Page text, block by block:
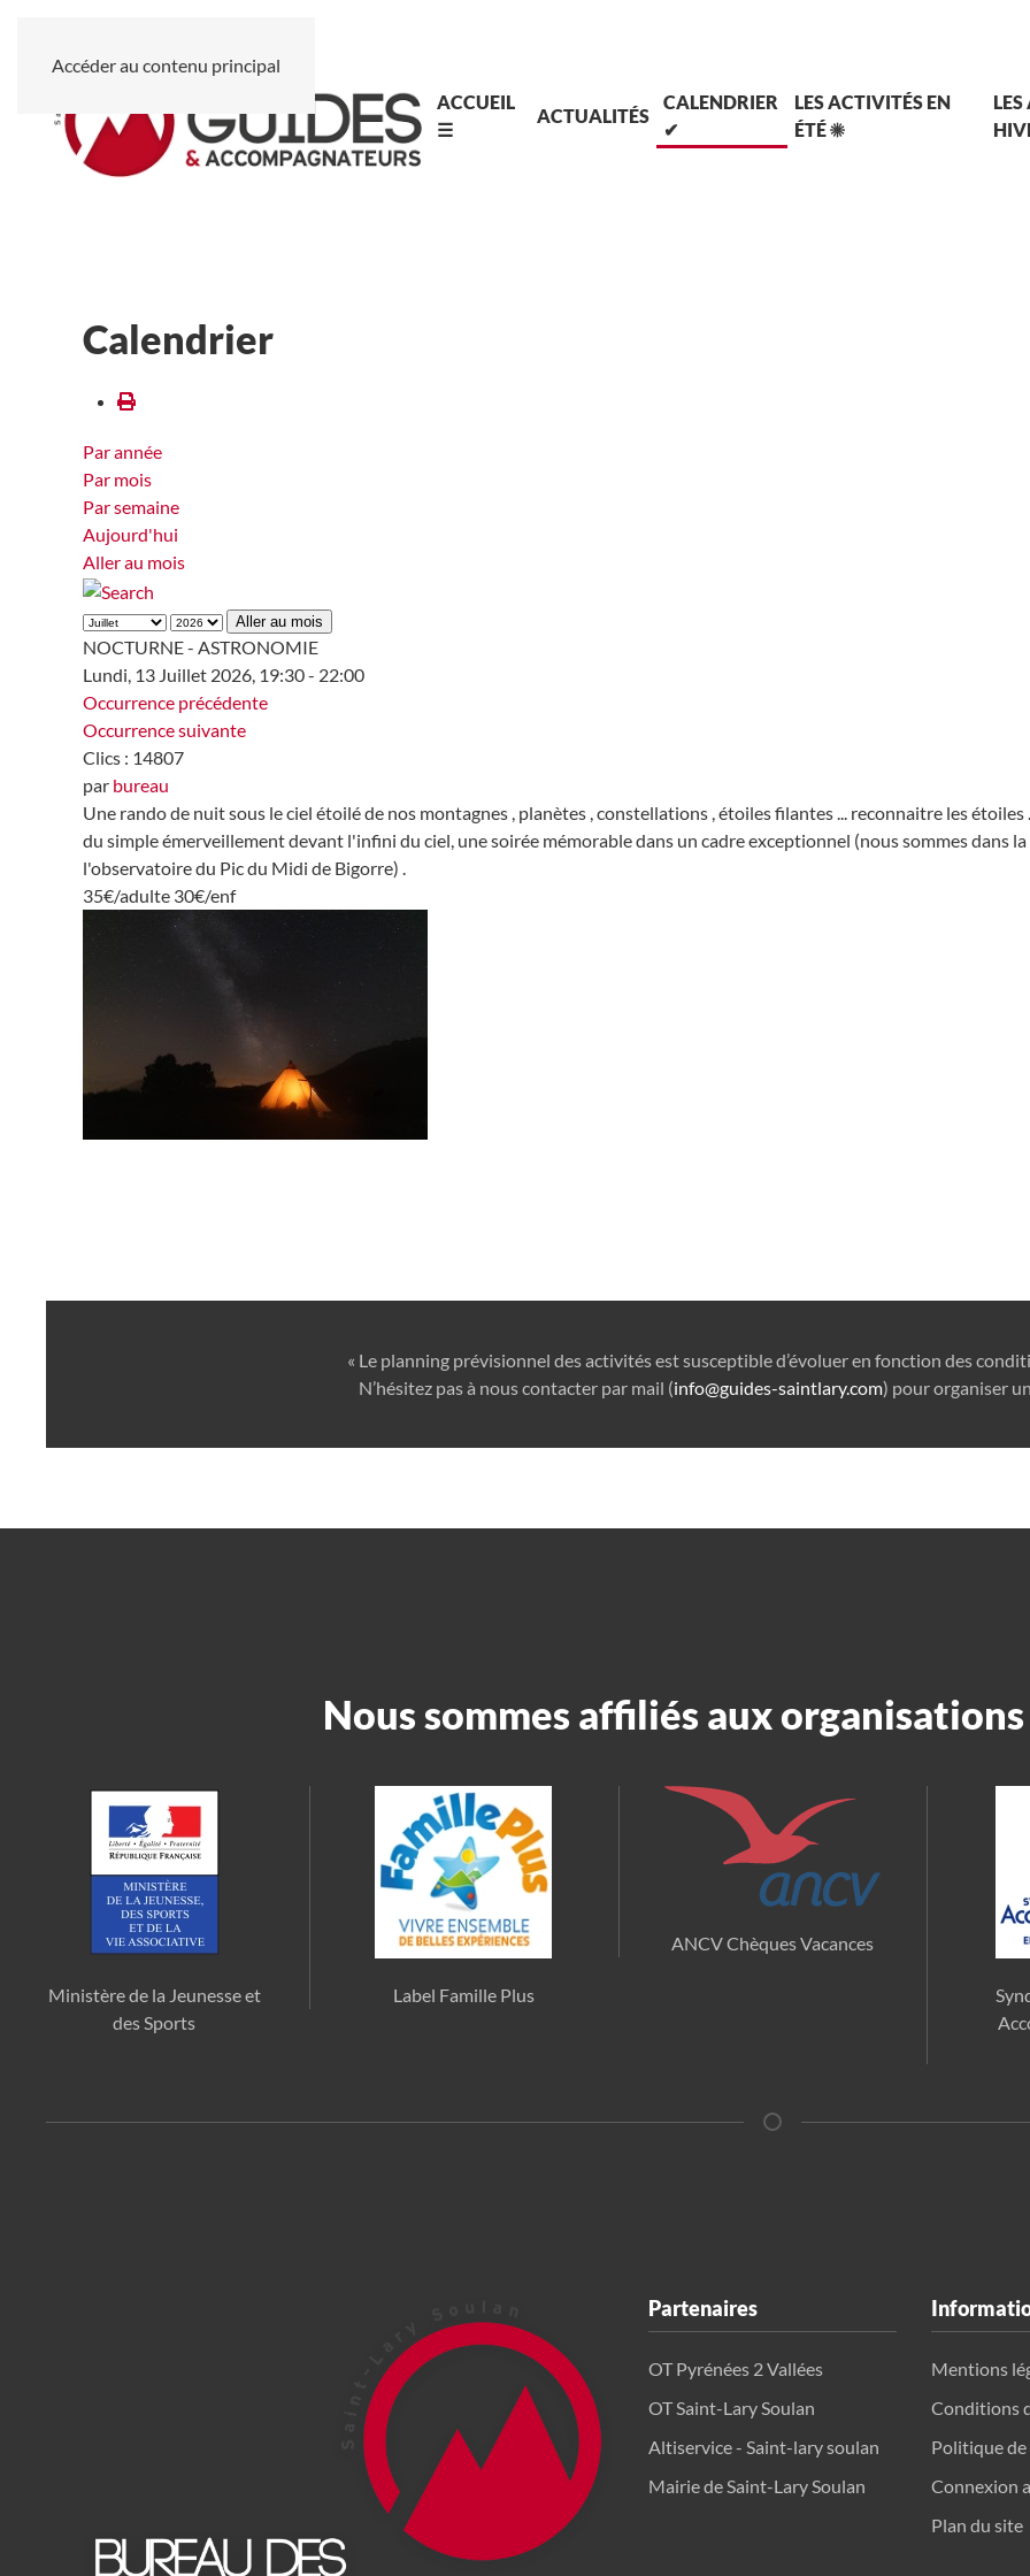
Accéder au contenu principal
ACCUEIL
☰
ACTUALITÉS
CALENDRIER
✔
LES ACTIVITÉS EN
ÉTÉ ☀
Calendrier
Par année
Par mois
Par semaine
Aujourd'hui
Aller au mois
Aller au mois
NOCTURNE - ASTRONOMIE
Lundi, 13 Juillet 2026, 19:30 - 22:00
Occurrence précédente
Occurrence suivante
Clics : 14807
par bureau
Une rando de nuit sous le ciel étoilé de nos montagnes , planètes , constellations , étoiles filantes ... reconnaitre les étoiles
du simple émerveillement devant l'infini du ciel, une soirée mémorable dans un cadre exceptionnel (nous sommes dans
l'observatoire du Pic du Midi de Bigorre) .
35€/adulte 30€/enf
« Le planning prévisionnel des activités est susceptible d’évoluer en fonction des
N’hésitez pas à nous contacter par mail (info@guides-saintlary.com) pour organiser
Nous sommes affiliés aux
Ministère de la Jeunesse et
des Sports
Label Famille Plus
ANCV Chèques Vacances
Partenaires
OT Pyrénées 2 Vallées
OT Saint-Lary Soulan
Altiservice - Saint-lary soulan
Mairie de Saint-Lary Soulan
Mentions
Conditions
Politique
Connexion
Plan du site